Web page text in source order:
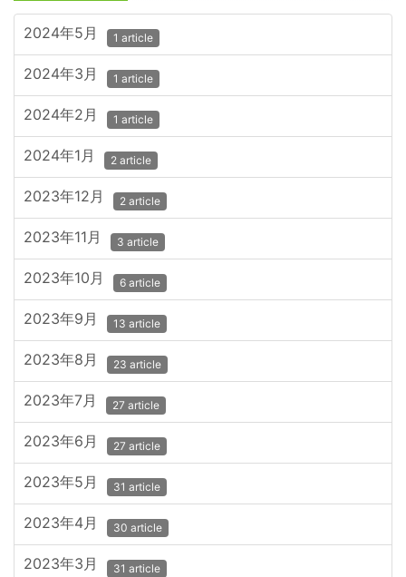
2024年5月 1 article
2024年3月 1 article
2024年2月 1 article
2024年1月 2 article
2023年12月 2 article
2023年11月 3 article
2023年10月 6 article
2023年9月 13 article
2023年8月 23 article
2023年7月 27 article
2023年6月 27 article
2023年5月 31 article
2023年4月 30 article
2023年3月 31 article